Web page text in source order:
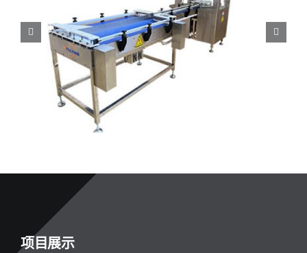
二元气雾剂灌装机｜湖北杰帕克打造行业灌装
标杆
项目展示